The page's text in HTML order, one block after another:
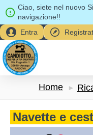
Ciao, siete nel nuovo
navigazione!!
Entra
Home
Navette e